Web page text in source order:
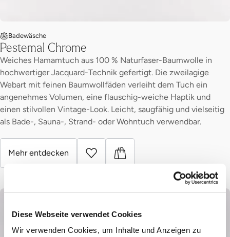
Diese Webseite verwendet Cookies
Wir verwenden Cookies, um Inhalte und Anzeigen zu
Badewäsche
Pestemal Chrome
Weiches Hamamtuch aus 100 % Naturfaser-Baumwolle in
hochwertiger Jacquard-Technik gefertigt. Die zweilagige
Webart mit feinen Baumwollfäden verleiht dem Tuch ein
angenehmes Volumen, eine flauschig-weiche Haptik und
einen stilvollen Vintage-Look. Leicht, saugfähig und vielseitig
als Bade-, Sauna-, Strand- oder Wohntuch verwendbar.
Mehr entdecken